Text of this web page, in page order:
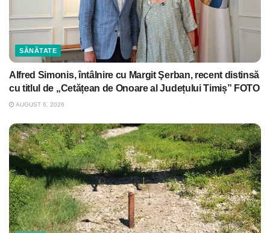
SĂNĂTATE
Alfred Simonis, întâlnire cu Margit Şerban, recent distinsă
cu titlul de „Cetățean de Onoare al Județului Timiș” FOTO
AUGUST 6, 2026